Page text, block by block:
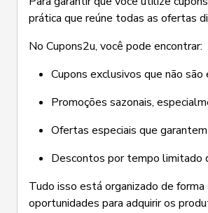
prática que reúne todas as ofertas
No Cupons2u, você pode encontrar:
Cupons exclusivos que não
Promoções sazonais,
Ofertas especiais que
Descontos por tempo limitado
Tudo isso está organizado de
oportunidades para adquirir os